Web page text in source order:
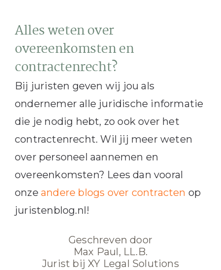
Alles weten over
overeenkomsten en
contractenrecht?
Bij juristen geven wij jou als
ondernemer alle juridische informatie
die je nodig hebt, zo ook over het
contractenrecht. Wil jij meer weten
over personeel aannemen en
overeenkomsten? Lees dan vooral
onze andere blogs over contracten op
juristenblog.nl!
Geschreven door
Max Paul, LL.B.
Jurist bij XY Legal Solutions